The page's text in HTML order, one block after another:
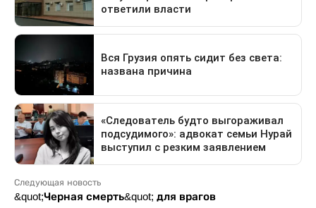
Следующая новость
&quot;Черная смерть&quot; для врагов